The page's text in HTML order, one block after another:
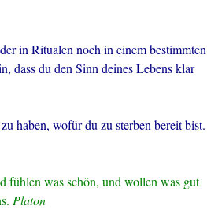
in Ritualen noch in einem bestimmten
dass du den Sinn deines Lebens klar
haben, wofür du zu sterben bereit bist.
fühlen was schön, und wollen was gut
Platon